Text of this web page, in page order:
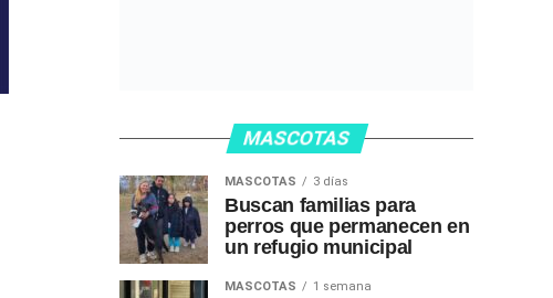
MASCOTAS
MASCOTAS 3 días
Buscan familias para
perros que permanecen en
un refugio municipal
MASCOTAS 1 semana